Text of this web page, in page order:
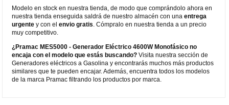
Modelo en stock en nuestra tienda, de modo que comprándolo ahora en
nuestra tienda enseguida saldrá de nuestro almacén con unaentrega
urgente y con elenvio gratis . Cómpralo en nuestra tienda a un precio
muy competitivo.
¿Pramac MES5000 - Generador Eléctrico 4600W Monofásico no
encaja con el modelo que estás buscando? Visita nuestra sección de
Generadores eléctricos a Gasolina y encontrarás muchos más productos
similares que te pueden encajar. Además, encuentra todos los modelos
de la marca Pramac filtrando los productos por marca.